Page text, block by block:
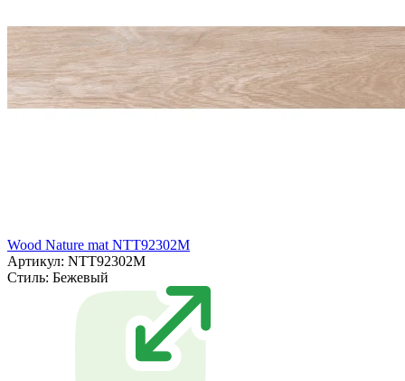
Wood Nature mat NTT92302M
Артикул: NTT92302M
Стиль: Бежевый